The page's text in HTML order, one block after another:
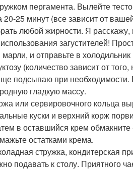
пергамента. Вылейте
25 минут (все зависит от
любой жирности. Я расскажу,
загустителей!
и отправьте в
(количество зависит от того,
подсыпаю при необходимости.
гладкую массу.
или сервировочного кольца
куски и верхний корж
в оставшийся крем
остатками крема.
стружка, кондитерская
подавать к столу. Приятного